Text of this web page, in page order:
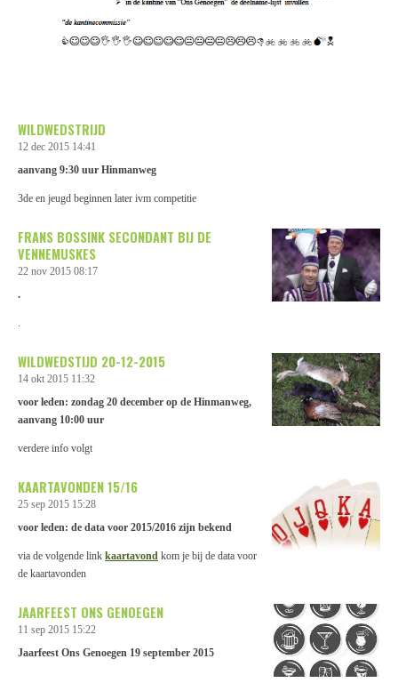
WILDWEDSTRIJD
12 dec 2015 14:41
aanvang 9:30 uur Hinmanweg
3de en jeugd beginnen later ivm competitie
FRANS BOSSINK SECONDANT BIJ DE
VENNEMUSKES
22 nov 2015 08:17
.
.
WILDWEDSTIJD 20-12-2015
14 okt 2015 11:32
voor leden: zondag 20 december op de Hinmanweg,
aanvang 10:00 uur
verdere info volgt
KAARTAVONDEN 15/16
25 sep 2015 15:28
voor leden: de data voor 2015/2016 zijn bekend
via de volgende link kaartavond kom je bij de data voor
de kaartavonden
JAARFEEST ONS GENOEGEN
11 sep 2015 15:22
Jaarfeest Ons Genoegen 19 september 2015